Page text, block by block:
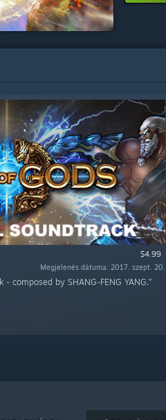
$4.99
Megjelenés dátuma: 2017. szept. 20.
composed by SHANG-FENG YANG.”